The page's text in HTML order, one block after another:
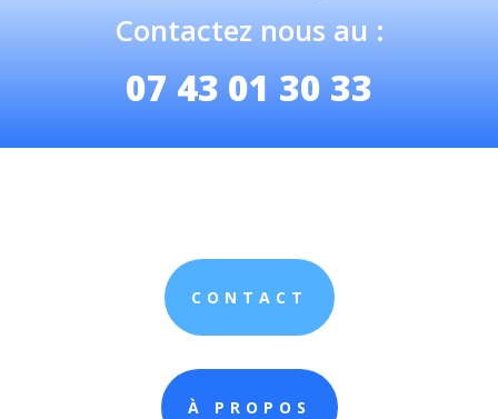
Contactez nous au :
07 43 01 30 33
CONTACT
À PROPOS